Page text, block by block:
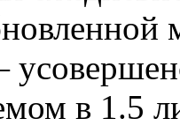
в 1.5